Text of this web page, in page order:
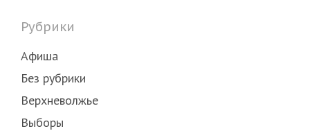
Рубрики
Афиша
Без рубрики
Верхневолжье
Выборы